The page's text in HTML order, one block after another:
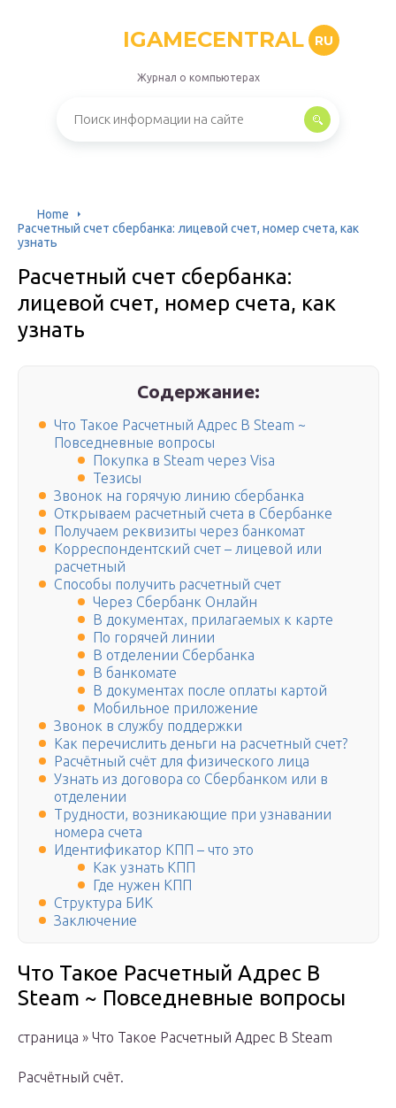
IGAMECENTRAL RU
Журнал о компьютерах
Home
Расчетный счет сбербанка: лицевой счет, номер счета, как
узнать
Расчетный счет сбербанка:
лицевой счет, номер счета, как
узнать
Содержание:
Что Такое Расчетный Адрес В Steam ~
Повседневные вопросы
Покупка в Steam через Visa
Тезисы
Звонок на горячую линию сбербанка
Открываем расчетный счета в Сбербанке
Получаем реквизиты через банкомат
Корреспондентский счет – лицевой или
расчетный
Способы получить расчетный счет
Через Сбербанк Онлайн
В документах, прилагаемых к карте
По горячей линии
В отделении Сбербанка
В банкомате
В документах после оплаты картой
Мобильное приложение
Звонок в службу поддержки
Как перечислить деньги на расчетный счет?
Расчётный счёт для физического лица
Узнать из договора со Сбербанком или в
отделении
Трудности, возникающие при узнавании
номера счета
Идентификатор КПП – что это
Как узнать КПП
Где нужен КПП
Структура БИК
Заключение
Что Такое Расчетный Адрес В
Steam ~ Повседневные вопросы
страница » Что Такое Расчетный Адрес В Steam
Расчётный счёт.